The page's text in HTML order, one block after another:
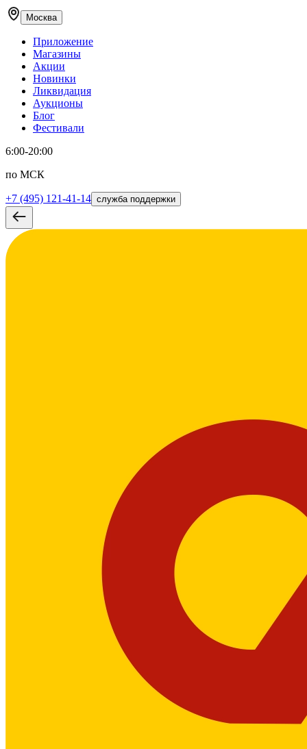
Москва
Приложение
Магазины
Акции
Новинки
Ликвидация
Аукционы
Блог
Фестивали
6:00-20:00
по МСК
+7 (495) 121-41-14 служба поддержки